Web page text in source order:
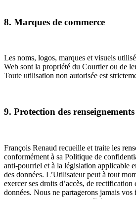
8. Marques de commerce
Les noms, logos, marques et visuels
Web sont la propriété du Courtier ou de
Toute utilisation non autorisée est
9. Protection des
François Renaud recueille et traite les
conformément à sa Politique de
anti-pourriel et à la législation applicable
des données. L’Utilisateur peut à tout
exercer ses droits d’accès, de rectification
données. Nous ne partagerons jamais